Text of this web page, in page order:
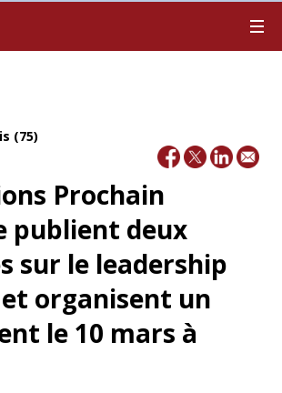
(75)
Prochain
publient deux
sur le leadership
organisent un
le 10 mars à